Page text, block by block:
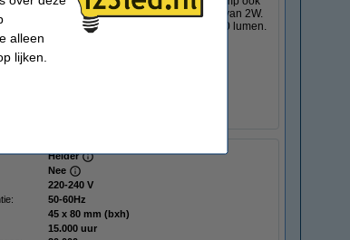
met E27 fitting en heeft een vermogen van 2W.
van 2700K en een lichtstroom van 250 lumen.
EyeComfort-keurmerk.
ongeveer 15000 branduren en 20000
Helder
Nee
220-240 V
50-60Hz
45 x 80 mm (bxh)
15.000 uur
alleen
lijken.